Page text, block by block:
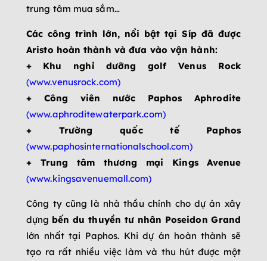
trung tâm mua sắm…
Các công trình lớn, nổi bật tại Síp đã được
Aristo hoàn thành và đưa vào vận hành:
+
Khu nghỉ dưỡng golf Venus Rock
(www.venusrock.com)
+ Công viên nước Paphos Aphrodite
(www.aphroditewaterpark.com)
+ Trường quốc tế Paphos
(www.paphosinternationalschool.com)
+ Trung tâm thương mại Kings Avenue
(www.kingsavenuemall.com)
Công ty cũng là nhà thầu chính cho dự án xây
dựng bến du thuyền tư nhân Poseidon Grand
lớn nhất tại Paphos. Khi dự án hoàn thành sẽ
tạo ra rất nhiều việc làm và thu hút được một